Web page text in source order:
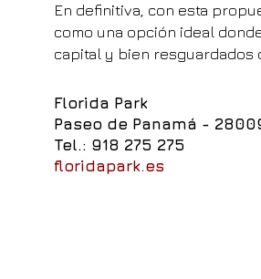
En definitiva, con esta
como una opción ideal
capital y bien resguardados
Florida Park
Paseo de Panamá -
Tel.: 918 275 275
floridapark.es